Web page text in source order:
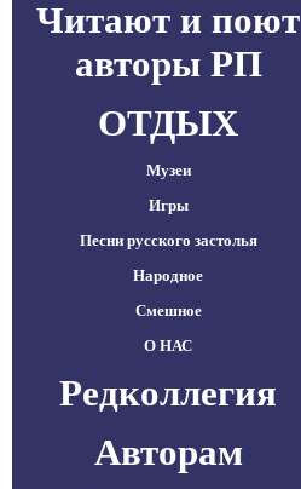
Читают и поют
авторы РП
ОТДЫХ
Музеи
Игры
Песни русского застолья
Народное
Смешное
О НАС
Редколлегия
Авторам